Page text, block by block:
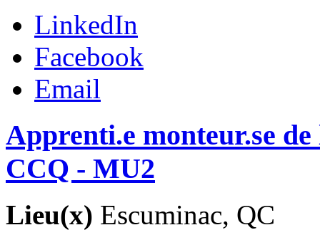
LinkedIn
Facebook
Email
Apprenti.e monteur.se de
CCQ - MU2
Lieu(x) Escuminac, QC